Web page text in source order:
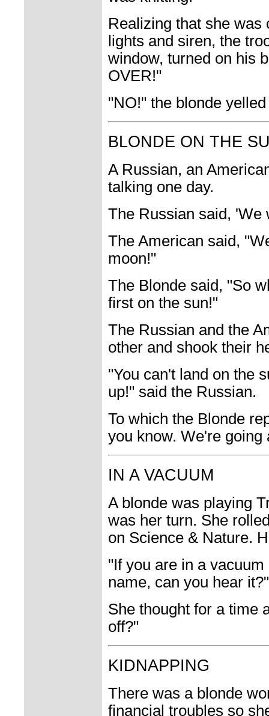
Realizing that she was
lights and siren, the
window, turned on his
OVER!"
"NO!" the blonde
BLONDE ON THE
A Russian, an
talking one day.
The Russian said, 'We
The American said,
moon!"
The Blonde said, "So
first on the sun!"
The Russian and the
other and shook their
"You can't land on the
up!" said the Russian.
To which the Blonde
you know. We're going
IN A VACUUM
A blonde was playing
was her turn. She
on Science & Nature.
"If you are in a
name, can you hear it?"
She thought for a time
off?"
KIDNAPPING
There was a blonde
financial troubles so